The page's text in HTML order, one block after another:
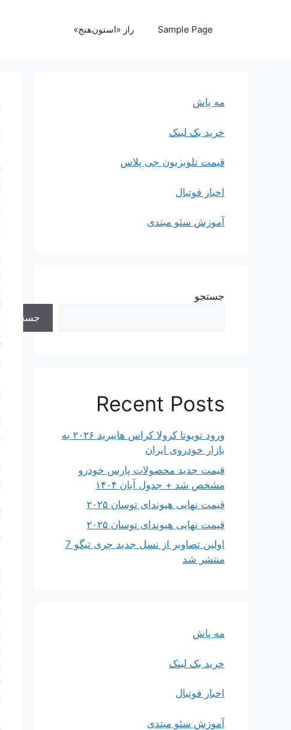
Sample Page راز «استون‌هنج»
مه پاش
خرید بک لینک
قیمت تلویزیون جی پلاس
اخبار فوتبال
آموزش سئو مبتدی
جستجو
جستجو
Recent Posts
ورود تویوتا کرولا کراس هایبرید ۲۰۲۶ به
بازار خودروی ایران
قیمت جدید محصولات پارس خودرو
مشخص شد + جدول آبان ۱۴۰۴
قیمت نهایی هیوندای توسان ۲۰۲۵
قیمت نهایی هیوندای توسان ۲۰۲۵
اولین تصاویر از نسل جدید چری تیگو 7
منتشر شد
مه پاش
خرید بک لینک
اخبار فوتبال
آموزش سئو مبتدی